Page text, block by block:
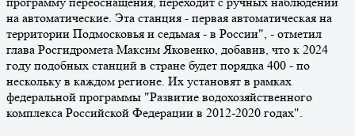
на автоматические. Эта станция - первая автоматическая на
территории Подмосковья и седьмая - в России", - отметил
глава Росгидромета Максим Яковенко, добавив, что к 2024
году подобных станций в стране будет порядка 400 - по
нескольку в каждом регионе. Их установят в рамках
федеральной программы "Развитие водохозяйственного
комплекса Российской Федерации в 2012-2020 годах".